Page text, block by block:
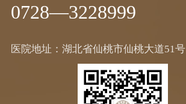
0728—3228999
医院地址：湖北省仙桃市仙桃大道51号